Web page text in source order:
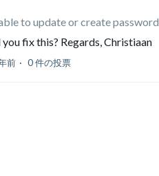
to update or create password
you fix this? Regards, Christiaan
前 0 件の投票